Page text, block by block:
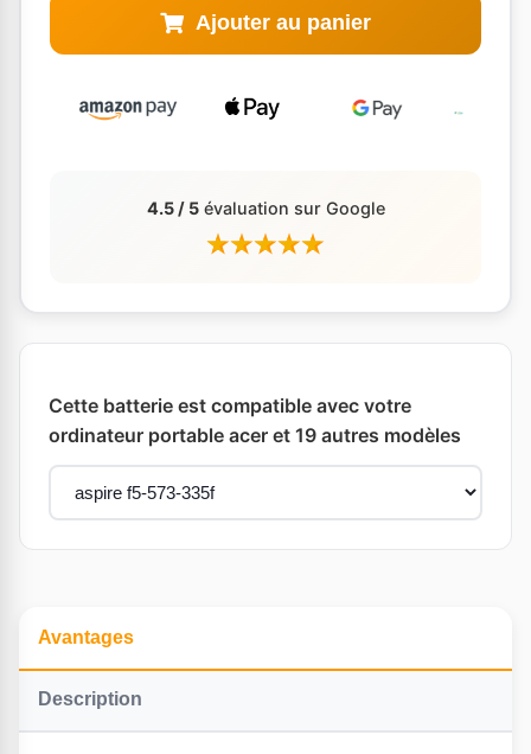
Ajouter au panier
4.5 / 5évaluation sur Google
Cette batterie est compatible avec votre
ordinateur portable acer et 19 autres modèles
Avantages
Description